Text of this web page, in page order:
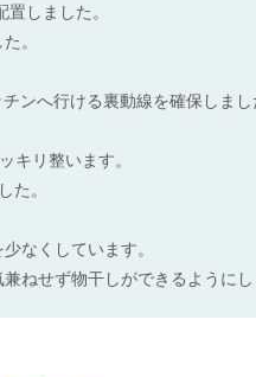
しました。
。
ンへ行ける裏動線を確保しまし
キリ整います。
た。
なくしています。
ねせず物干しができるようにし